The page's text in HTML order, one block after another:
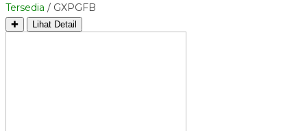
Tersedia / GXPGFB
✚ Lihat Detail